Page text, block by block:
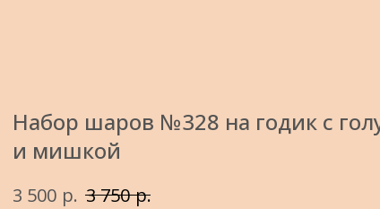
Набор шаров №328 на годик с
и мишкой
3 500 р. 3 750 р.